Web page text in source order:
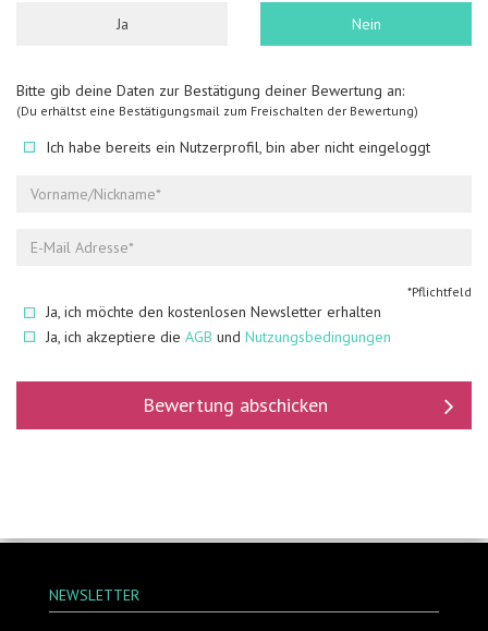
Ja Nein
Bitte gib deine Daten zur Bestätigung deiner Bewertung an:
(Du erhältst eine Bestätigungsmail zum Freischalten der Bewertung)
Ich habe bereits ein Nutzerprofil, bin aber nicht eingeloggt
*Pflichtfeld
Ja, ich möchte den kostenlosen Newsletter erhalten
Ja, ich akzeptiere die AGB und Nutzungsbedingungen
Bewertung abschicken
NEWSLETTER